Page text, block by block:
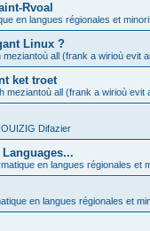
Rvoal
en langues régionales et
Linux ?
meziantoù all (frank a wirioù evit
ket troet
meziantoù all (frank a wirioù evit
Difazier
en langues régionales et
en langues régionales et